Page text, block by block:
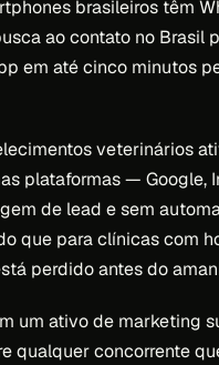
brasileiros têm
ao contato no
em até cinco minutos
veterinários
plataformas — Google,
de lead e sem
que para clínicas com
perdido antes do
um ativo de marketing
qualquer concorrente